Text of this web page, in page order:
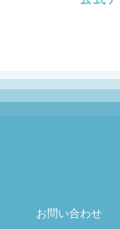
お問い合わせ